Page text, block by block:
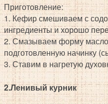
Приготовление:
1. Кефир смешиваем с
ингредиенты и хорошо
2. Смазываем форму
подготовленную начинку
3. Ставим в нагретую
2.Ленивый курник